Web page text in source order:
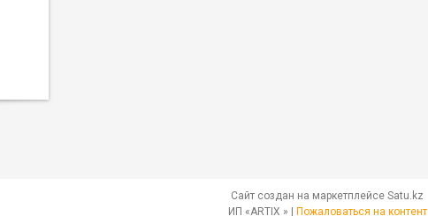
Сайт создан на маркетплейсе Satu.kz
Пожаловаться на контент